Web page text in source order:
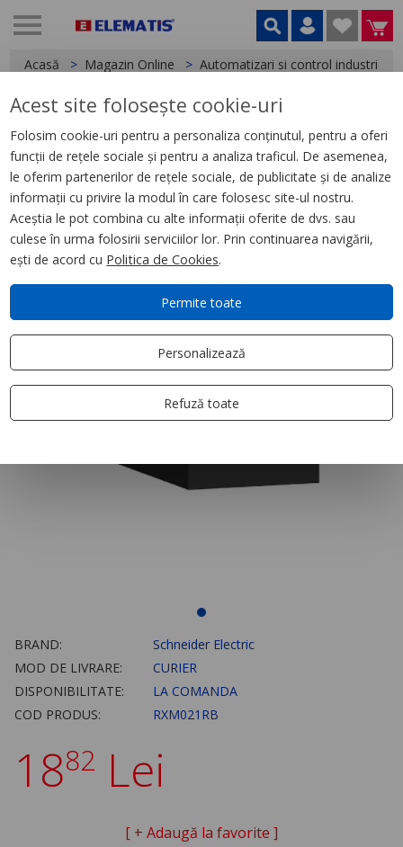
Acasă Magazin Online Automatizari si control industrial
< Relee
Varistor, 6, 24 V C.A./C.C.,
pentru Socluri Rpz/Rxz
BRAND:
Schneider Electric
MOD DE LIVRARE:
CURIER
DISPONIBILITATE:
LA COMANDA
COD PRODUS:
RXM021RB
1882 Lei
[ + Adaugă la favorite ]
Acest site folosește cookie-uri
Folosim cookie-uri pentru a personaliza conținutul, pentru a oferi
funcții de rețele sociale și pentru a analiza traficul. De asemenea,
le oferim partenerilor de rețele sociale, de publicitate și de analize
informații cu privire la modul în care folosesc site-ul nostru.
Aceștia le pot combina cu alte informații oferite de dvs. sau
culese în urma folosirii serviciilor lor. Prin continuarea navigării,
ești de acord cu Politica de Cookies.
Permite toate
Personalizează
Refuză toate